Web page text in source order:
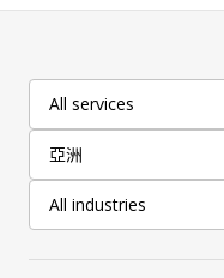
All services
亞洲
All industries